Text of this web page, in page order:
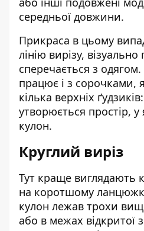
середньої довжини.
Прикраса в цьому
лінію вирізу,
сперечається з
працює і з сорочками,
кілька верхніх
утворюється простір,
кулон.
Круглий виріз
Тут краще виглядають
на коротшому
кулон лежав трохи
або в межах відкритої